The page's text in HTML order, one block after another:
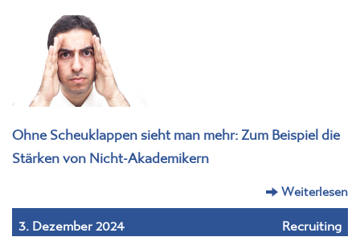
Ohne Scheuklappen sieht man mehr: Zum Beispiel die
Stärken von Nicht-Akademikern
Weiterlesen
3. Dezember 2024 Recruiting